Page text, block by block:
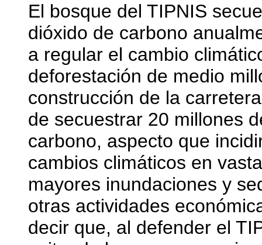
El bosque del TIPNIS
dióxido de carbono
a regular el cambio
deforestación de medio
construcción de la
de secuestrar 20 millones
carbono, aspecto que
cambios climáticos en
mayores inundaciones y
otras actividades
decir que, al defender el